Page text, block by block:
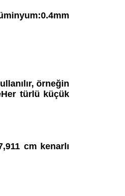
örneğin
türlü küçük
cm kenarlı